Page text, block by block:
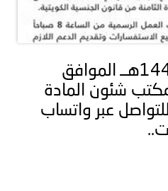
الكويت ـ 1446/07/07هــ الموافق
07 م - مكتب شئون المادة
عبر واتساب